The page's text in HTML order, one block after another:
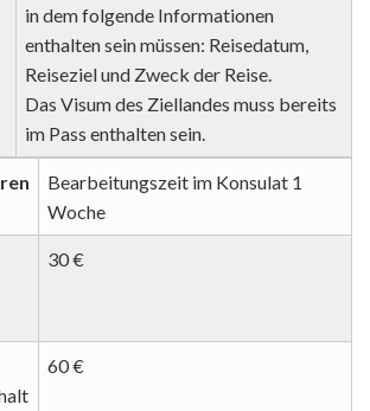
in dem folgende Informationen
enthalten sein müssen: Reisedatum,
Reiseziel und Zweck der Reise.
Das Visum des Ziellandes muss bereits
im Pass enthalten sein.
Bearbeitungszeit im Konsulat 1
Woche
30 €
60 €